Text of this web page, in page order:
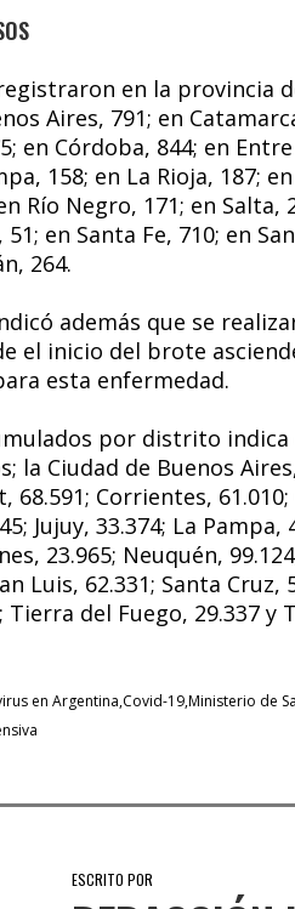
en la provincia
Aires, 791; en
en Córdoba, 844; en
158; en La Rioja, 187;
Río Negro, 171; en Salta,
51; en Santa Fe, 710; en
264.
además que se
el inicio del brote
esta enfermedad.
por distrito
la Ciudad de Buenos
68.591; Corrientes,
Jujuy, 33.374; La Pampa,
23.965; Neuquén,
Luis, 62.331; Santa
Tierra del Fuego, 29.337 y
en Argentina Covid-19Ministerio de
ESCRITO POR